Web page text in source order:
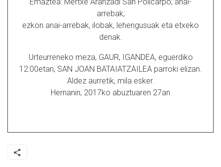
arrebak,
ezkon anai-arrebak, ilobak, lehengusuak eta etxeko
denak.
Urteurreneko meza, GAUR, IGANDEA, eguerdiko
12:00etan, SAN JOAN BATAIATZAILEA parroki elizan.
Aldez aurretik, mila esker.
Hernanin, 2017ko abuztuaren 27an